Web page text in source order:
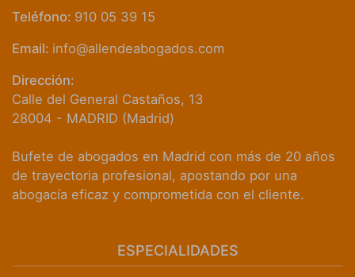
Teléfono: 910 05 39 15
Email: info@allendeabogados.com
Dirección:
Calle del General Castaños, 13
28004 - MADRID (Madrid)
Bufete de abogados en Madrid con más de 20 años
de trayectoria profesional, apostando por una
abogacía eficaz y comprometida con el cliente.
ESPECIALIDADES